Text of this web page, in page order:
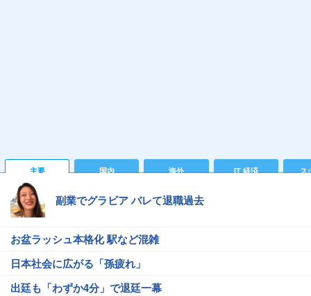
主要 国内 海外 IT 経済 ス
副業でグラビア バレて退職過去
お盆ラッシュ本格化 駅など混雑
日本社会に広がる「孫疲れ」
出廷も「わずか4分」で退廷一幕